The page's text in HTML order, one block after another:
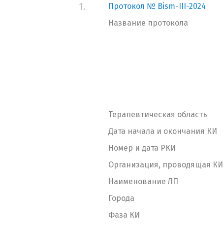
1.
Протокол № Bism-III-2024
Название протокола
Терапевтическая область
Дата начала и окончания КИ
Номер и дата РКИ
Организация, проводящая КИ
Наименование ЛП
Города
Фаза КИ